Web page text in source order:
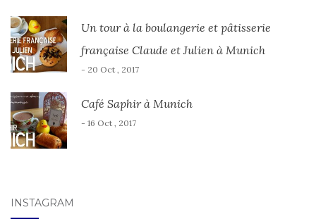
Un tour à la boulangerie et pâtisserie
française Claude et Julien à Munich
- 20 Oct , 2017
Café Saphir à Munich
- 16 Oct , 2017
INSTAGRAM